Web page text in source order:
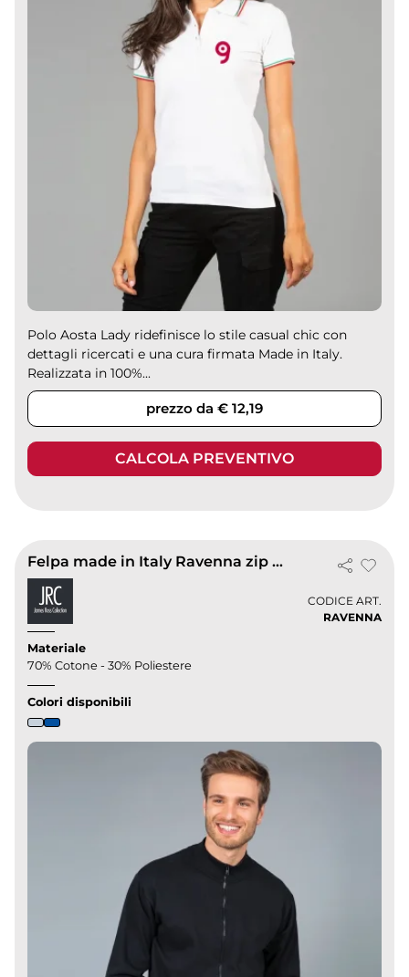
Polo Aosta Lady ridefinisce lo stile casual chic con
dettagli ricercati e una cura firmata Made in Italy.
Realizzata in 100%...
prezzo da € 12,19
CALCOLA PREVENTIVO
Felpa made in Italy Ravenna zip lunga
CODICE ART.
RAVENNA
Materiale
70% Cotone - 30% Poliestere
Colori disponibili